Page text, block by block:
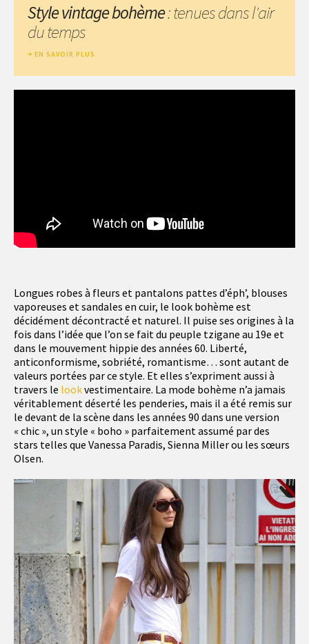
Longues robes à fleurs et pantalons pattes d’éph’, blouses
vaporeuses et sandales en cuir, le look bohème est
décidément décontracté et naturel. Il puise ses origines à la
fois dans l’idée que l’on se fait du peuple tzigane au 19e et
dans le mouvement hippie des années 60. Liberté,
anticonformisme, sobriété, romantisme… sont autant de
valeurs portées par ce style. Et elles s’expriment aussi à
travers le lookvestimentaire. La mode bohème n’a jamais
véritablement déserté les penderies, mais il a été remis sur
le devant de la scène dans les années 90 dans une version
« chic », un style « boho » parfaitement assumé par des
stars telles que Vanessa Paradis, Sienna Miller ou les sœurs
Olsen.
Style vintage bohème: tenues dans l'air
du temps
EN SAVOIR PLUS